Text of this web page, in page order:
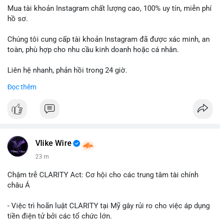
Mua tài khoản Instagram chất lượng cao, 100% uy tín, miễn phí
hồ sơ.
Chúng tôi cung cấp tài khoản Instagram đã được xác minh, an
toàn, phù hợp cho nhu cầu kinh doanh hoặc cá nhân.
Liên hệ nhanh, phản hồi trong 24 giờ.
📞 WhatsApp: +1 660 215-8938
Đọc thêm
Vlike Wire
23 m
Chậm trễ CLARITY Act: Cơ hội cho các trung tâm tài chính
châu Á
- Việc trì hoãn luật CLARITY tại Mỹ gây rủi ro cho việc áp dụng
tiền điện tử bởi các tổ chức lớn.